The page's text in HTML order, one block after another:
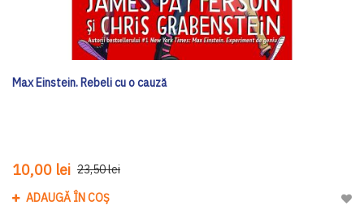
Max Einstein. Rebeli cu o cauză
10,00 lei 23,50 lei
ADAUGĂ ÎN COȘ